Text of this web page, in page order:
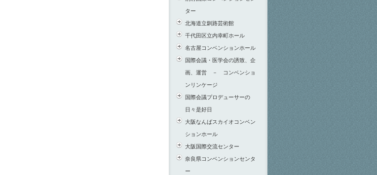
ター
北海道立釧路芸術館
千代田区立内幸町ホール
名古屋コンベンションホール
国際会議・医学会の誘致、企
画、運営 － コンベンショ
ンリンケージ
国際会議プロデューサーの
日々是好日
大阪なんばスカイオコンベン
ションホール
大阪国際交流センター
奈良県コンベンションセンタ
ー